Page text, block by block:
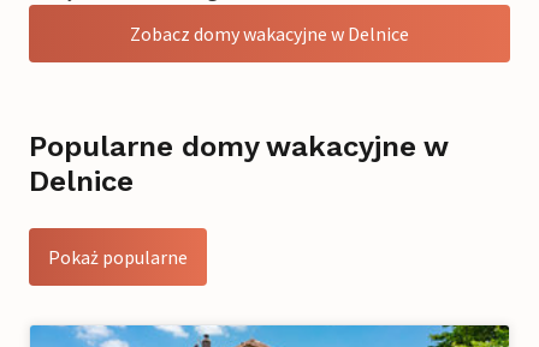
Zobacz domy wakacyjne w Delnice
Popularne domy wakacyjne w
Delnice
Pokaż popularne